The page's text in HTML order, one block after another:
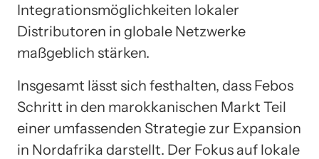
Integrationsmöglichkeiten lokaler
Distributoren in globale Netzwerke
maßgeblich stärken.
Insgesamt lässt sich festhalten, dass Febos
Schritt in den marokkanischen Markt Teil
einer umfassenden Strategie zur Expansion
in Nordafrika darstellt. Der Fokus auf lokale